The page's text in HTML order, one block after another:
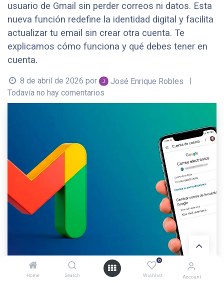
Home Search
0
Wishlist Account
usuario de Gmail sin perder correos ni datos. Esta
nueva función redefine la identidad digital y facilita
actualizar tu email sin crear otra cuenta. Te
explicamos cómo funciona y qué debes tener en
cuenta.
8 de abril de 2026 por José Enrique Robles
|
Todavía no hay comentarios